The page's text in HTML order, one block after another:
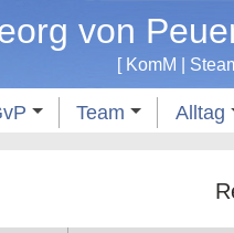
von
[ KomM
Team Alltag